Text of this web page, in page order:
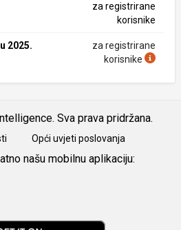
za registrirane
korisnike
2025.
za registrirane
korisnike
Sva prava pridržana.
Opći uvjeti poslovanja
našu mobilnu aplikaciju: